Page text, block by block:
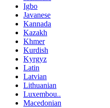
Igbo
Javanese
Kannada
Kazakh
Khmer
Kurdish
Kyrgyz
Latin
Latvian
Lithuanian
Luxembou..
Macedonian